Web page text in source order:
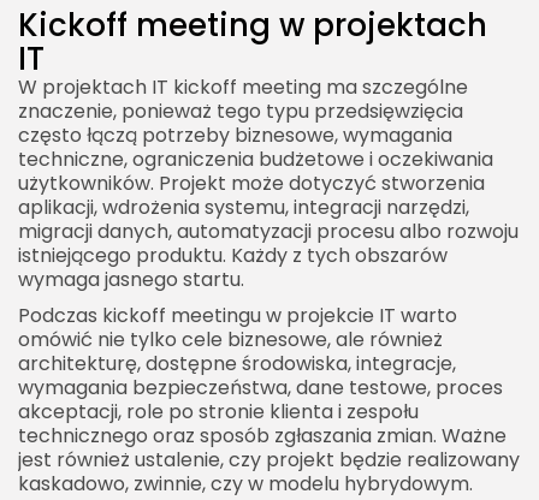
2026 Akademia Internetu Wszelkie prawa
zastrzeżone. Treści umieszczone na stronie
chronione są prawem autorskim.
Kickoff meeting w projektach
IT
W projektach IT kickoff meeting ma szczególne
znaczenie, ponieważ tego typu przedsięwzięcia
często łączą potrzeby biznesowe, wymagania
techniczne, ograniczenia budżetowe i oczekiwania
użytkowników. Projekt może dotyczyć stworzenia
aplikacji, wdrożenia systemu, integracji narzędzi,
migracji danych, automatyzacji procesu albo rozwoju
istniejącego produktu. Każdy z tych obszarów
wymaga jasnego startu.
Podczas kickoff meetingu w projekcie IT warto
omówić nie tylko cele biznesowe, ale również
architekturę, dostępne środowiska, integracje,
wymagania bezpieczeństwa, dane testowe, proces
akceptacji, role po stronie klienta i zespołu
technicznego oraz sposób zgłaszania zmian. Ważne
jest również ustalenie, czy projekt będzie realizowany
kaskadowo, zwinnie, czy w modelu hybrydowym.